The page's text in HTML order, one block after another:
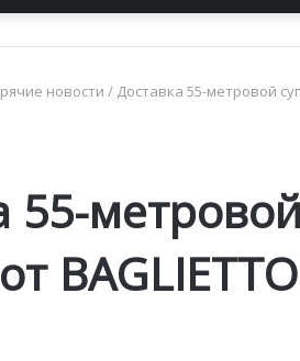
новости / Доставка 55-метровой
55-